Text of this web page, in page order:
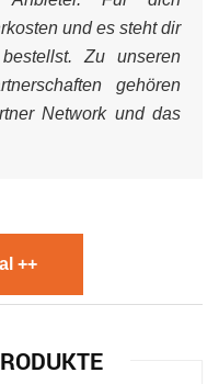
und es steht dir
Zu unseren
gehören
Network und das
++